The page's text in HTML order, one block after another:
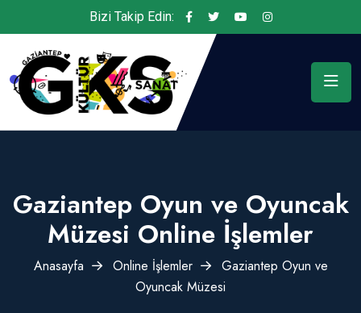
Bizi Takip Edin:
Gaziantep Oyun ve Oyuncak
Müzesi Online İşlemler
Anasayfa Online İşlemler
Gaziantep Oyun ve
Oyuncak Müzesi